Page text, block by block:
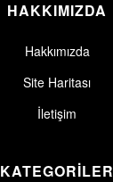
HAKKIMIZDA
Hakkımızda
Site Haritası
İletişim
KATEGORİLER